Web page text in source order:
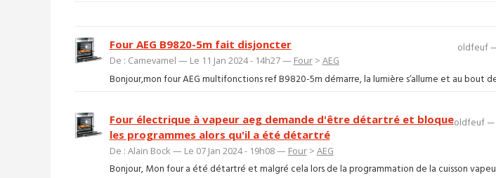
oldfeuf —
Four AEG B9820-5m fait disjoncter
De : Camevamel — Le 11 Jan 2024 - 14h27 — Four> AEG
Bonjour,mon four AEG multifonctions ref B9820-5m démarre, la lumière s’allume et au bout
oldfeuf —
Four électrique à vapeur aeg demande d'être détartré et bloque
les programmes alors qu'il a été détartré
De : Alain Bock — Le 07 Jan 2024 - 19h08 — Four> AEG
Bonjour, Mon four a été détartré et malgré cela lors de la programmation de la cuisson